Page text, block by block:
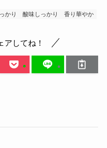
かり 酸味しっかり 香り華やか
アしてね！